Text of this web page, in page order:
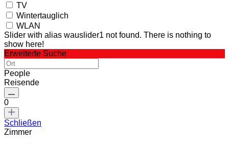
TV
Wintertauglich
WLAN
Slider with alias wauslider1 not found. There is nothing to
show here!
Erweiterte Suche
People
Reisende
0
Schließen
Zimmer